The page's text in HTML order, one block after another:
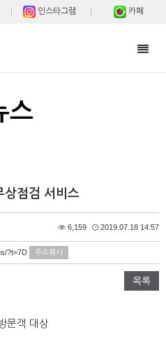
인스타그램 카페
스
상점검 서비스
6,159 2019.07.18 14:57
?t=7D 주소복사
목록
문객 대상